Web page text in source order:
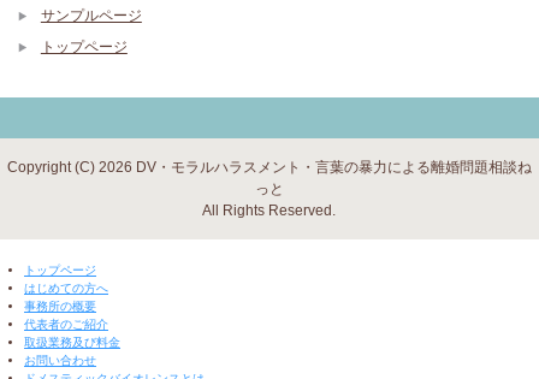
サンプルページ
トップページ
Copyright (C) 2026 DV・モラルハラスメント・言葉の暴力による離婚問題相談ね
っと
All Rights Reserved.
トップページ
はじめての方へ
事務所の概要
代表者のご紹介
取扱業務及び料金
お問い合わせ